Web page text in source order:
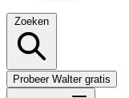
Zoeken
Probeer Walter gratis